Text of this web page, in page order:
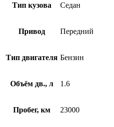
Тип кузова Седан
Привод Передний
Тип двигателя Бензин
Объём дв., л 1.6
Пробег, км 23000